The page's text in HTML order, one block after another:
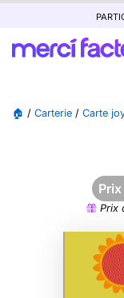
🏠 / Carterie / Carte
Prix